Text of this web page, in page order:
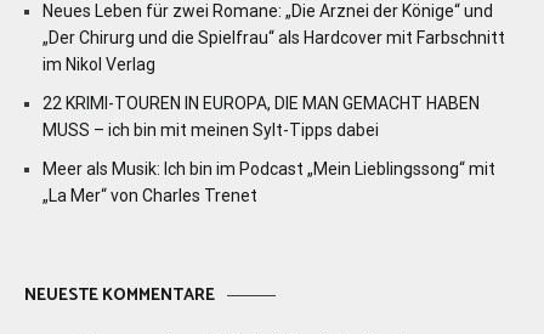
Neues Leben für zwei Romane: „Die Arznei der Könige“ und
„Der Chirurg und die Spielfrau“ als Hardcover mit Farbschnitt
im Nikol Verlag
22 KRIMI-TOUREN IN EUROPA, DIE MAN GEMACHT HABEN
MUSS – ich bin mit meinen Sylt-Tipps dabei
Meer als Musik: Ich bin im Podcast „Mein Lieblingssong“ mit
„La Mer“ von Charles Trenet
NEUESTE KOMMENTARE